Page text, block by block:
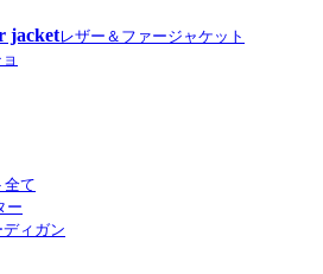
jacketレザー＆ファージャケット
全て
ー
ディガン